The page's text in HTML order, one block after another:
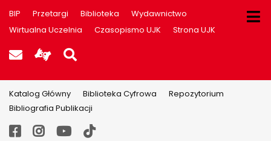
BIP Przetargi Biblioteka
Wydawnictwo
Wirtualna Uczelnia
Czasopismo UJK Strona UJK
Poczta UJK
Informacje dla użytkowników
Szukaj na stronie
Katalog Główny Biblioteka Cyfrowa
Repozytorium
Bibliografia Publikacji
Facebook
Instagram
YouTube
TikTok